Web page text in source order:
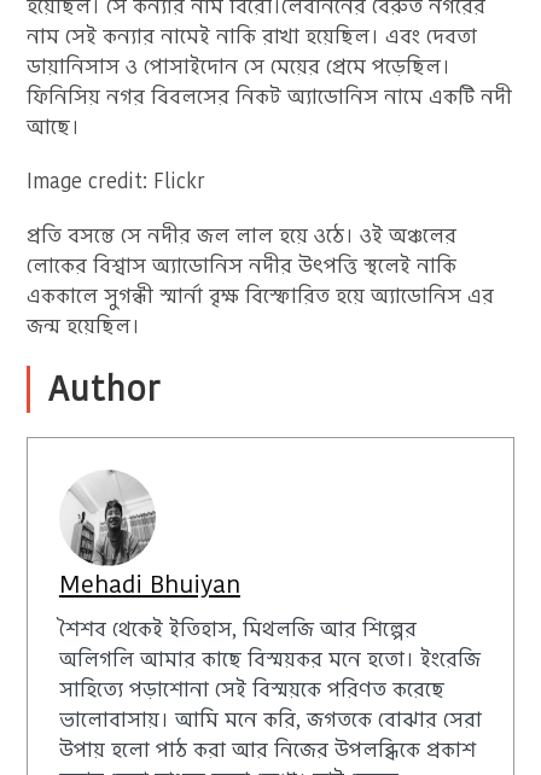
হয়েছিল। সে কন্যার নাম বিরৌ।লেবাননের বৈরুত নগরের
নাম সেই কন্যার নামেই নাকি রাখা হয়েছিল। এবং দেবতা
ডায়ানিসাস ও পোসাইদোন সে মেয়ের প্রেমে পড়েছিল।
ফিনিসিয় নগর বিবলসের নিকট অ্যাডোনিস নামে একটি নদী
আছে।
Image credit: Flickr
প্রতি বসন্তে সে নদীর জল লাল হয়ে ওঠে। ওই অঞ্চলের
লোকের বিশ্বাস অ্যাডোনিস নদীর উৎপত্তি স্থলেই নাকি
এককালে সুগন্ধী স্মার্না বৃক্ষ বিস্ফোরিত হয়ে অ্যাডোনিস এর
জন্ম হয়েছিল।
Author
Mehadi Bhuiyan
শৈশব থেকেই ইতিহাস, মিথলজি আর শিল্পের
অলিগলি আমার কাছে বিস্ময়কর মনে হতো। ইংরেজি
সাহিত্যে পড়াশোনা সেই বিস্ময়কে পরিণত করেছে
ভালোবাসায়। আমি মনে করি, জগতকে বোঝার সেরা
উপায় হলো পাঠ করা আর নিজের উপলব্ধিকে প্রকাশ